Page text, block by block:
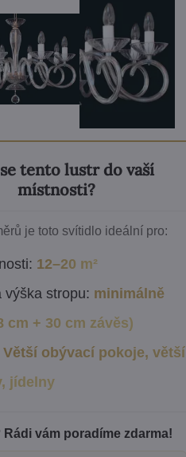
tento lustr do vaší
místnosti?
je toto svítidlo ideální pro:
12–20 m²
výška stropu: minimálně
cm + 30 cm závěs)
Větší obývací pokoje, větší
jídelny
Rádi vám poradíme zdarma!